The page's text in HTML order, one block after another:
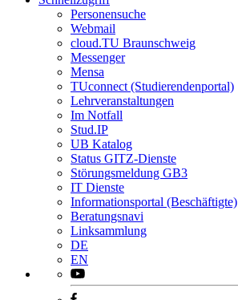
Personensuche
Webmail
cloud.TU Braunschweig
Messenger
Mensa
TUconnect (Studierendenportal)
Lehrveranstaltungen
Im Notfall
Stud.IP
UB Katalog
Status GITZ-Dienste
Störungsmeldung GB3
IT Dienste
Informationsportal (Beschäftigte)
Beratungsnavi
Linksammlung
DE
EN